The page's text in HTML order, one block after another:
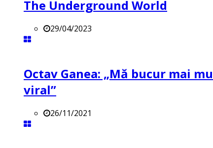
The Underground World
29/04/2023
Octav Ganea: „Mă bucur mai
viral”
26/11/2021